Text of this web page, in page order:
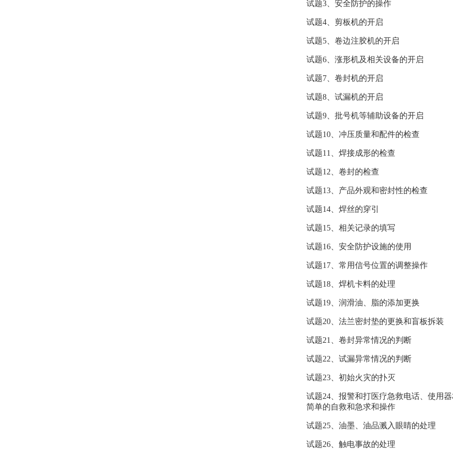
试题3、安全防护的操作
试题4、剪板机的开启
试题5、卷边注胶机的开启
试题6、涨形机及相关设备的开启
试题7、卷封机的开启
试题8、试漏机的开启
试题9、批号机等辅助设备的开启
试题10、冲压质量和配件的检查
试题11、焊接成形的检查
试题12、卷封的检查
试题13、产品外观和密封性的检查
试题14、焊丝的穿引
试题15、相关记录的填写
试题16、安全防护设施的使用
试题17、常用信号位置的调整操作
试题18、焊机卡料的处理
试题19、润滑油、脂的添加更换
试题20、法兰密封垫的更换和盲板拆装
试题21、卷封异常情况的判断
试题22、试漏异常情况的判断
试题23、初始火灾的扑灭
试题24、报警和打医疗急救电话、使用
简单的自救和急求和操作
试题25、油墨、油品溅入眼睛的处理
试题26、触电事故的处理